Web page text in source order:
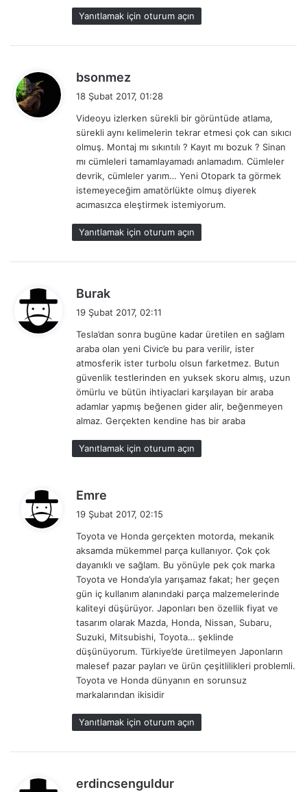
Yanıtlamak için oturum açın
bsonmez
e
i
k
i
18 Şubat 2017, 01:28
Videoyu izlerken sürekli bir görüntüde atlama,
sürekli aynı kelimelerin tekrar etmesi çok can sıkıcı
olmuş. Montaj mı sıkıntılı ? Kayıt mı bozuk ? Sinan
mı cümleleri tamamlayamadı anlamadım. Cümleler
devrik, cümleler yarım… Yeni Otopark ta görmek
istemeyeceğim amatörlükte olmuş diyerek
acımasızca eleştirmek istemiyorum.
Yanıtlamak için oturum açın
Burak
i
k
i
19 Şubat 2017, 02:11
Tesla’dan sonra bugüne kadar üretilen en sağlam
araba olan yeni Civic’e bu para verilir, ister
atmosferik ister turbolu olsun farketmez. Butun
güvenlik testlerinden en yuksek skoru almış, uzun
ömürlu ve bütün ihtiyaclari karşılayan bir araba
adamlar yapmış beğenen gider alir, beğenmeyen
almaz. Gerçekten kendine has bir araba
Yanıtlamak için oturum açın
Emre
i
k
i
19 Şubat 2017, 02:15
Toyota ve Honda gerçekten motorda, mekanik
aksamda mükemmel parça kullanıyor. Çok çok
dayanıklı ve sağlam. Bu yönüyle pek çok marka
Toyota ve Honda’yla yarışamaz fakat; her geçen
gün iç kullanım alanındaki parça malzemelerinde
kaliteyi düşürüyor. Japonları ben özellik fiyat ve
tasarım olarak Mazda, Honda, Nissan, Subaru,
Suzuki, Mitsubishi, Toyota… şeklinde
düşünüyorum. Türkiye’de üretilmeyen Japonların
malesef pazar payları ve ürün çeşitlilikleri problemli.
Toyota ve Honda dünyanın en sorunsuz
markalarından ikisidir
Yanıtlamak için oturum açın
erdincsenguldur